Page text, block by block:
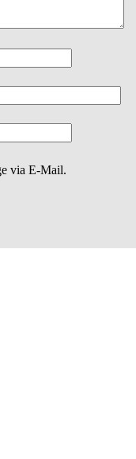
via E-Mail.